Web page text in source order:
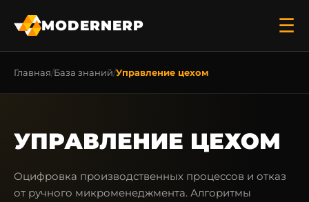
MODERNERP ☰
Главная База знаний Управление цехом
УПРАВЛЕНИЕ ЦЕХОМ
Оцифровка производственных процессов и отказ
от ручного микроменеджмента. Алгоритмы